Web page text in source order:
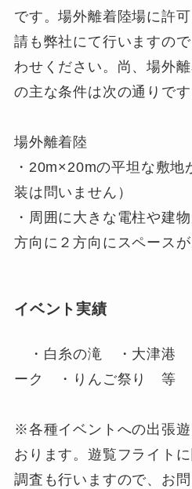
です。場外離着陸場に許
請も弊社にて行いますの
わせください。尚、場外
の主な条件は次の通りです
場外離着陸
・20m×20mの平坦な敷地
装は問いません）
・周囲に大きな電柱や建
方向に２方向にスペースが
イベント実績
・白糸の滝 ・大津港
ーク ・りんご祭り 等
※各種イベントへの出張
おります。遊覧フライト
調査も行いますので、お